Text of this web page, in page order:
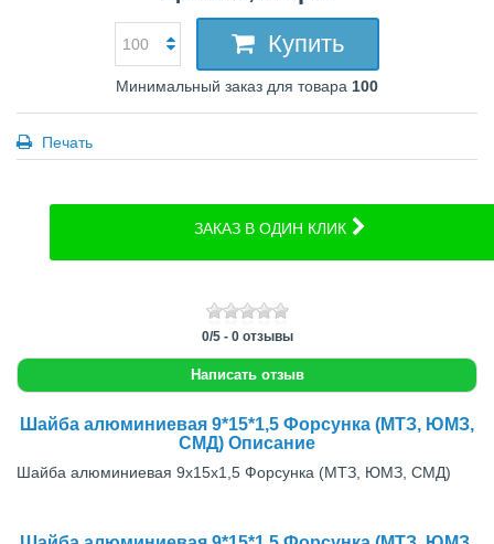
Купить
Минимальный заказ для товара 100
Печать
ЗАКАЗ В ОДИН КЛИК
0/5- 0отзывы
Написать отзыв
Шайба алюминиевая 9*15*1,5 Форсунка (МТЗ, ЮМЗ,
СМД) Описание
Шайба алюминиевая 9x15x1,5 Форсунка (МТЗ, ЮМЗ, СМД)